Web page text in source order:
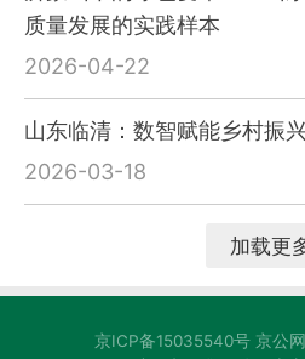
质量发展的实践样本
2026-04-22
山东临清：数智赋能乡村振
2026-03-18
加载更
京ICP备15035540号 京公